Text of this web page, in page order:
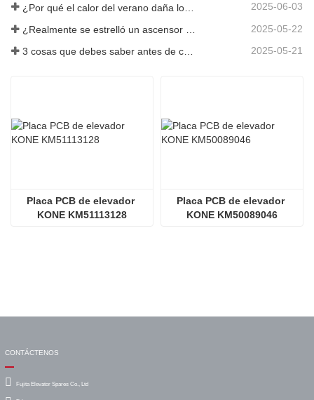
2025-06-03
2025-05-22
3 cosas que debes saber antes de comprar un ascensor 2025-05-21
Placa PCB de elevador
KONE KM51113128
Placa PCB de elevador
KONE KM50089046
CONTÁCTENOS
Fujita Elevator Spares Co., Ltd